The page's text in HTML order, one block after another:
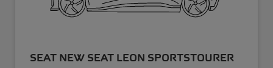
SEAT NEW SEAT LEON SPORTSTOURER